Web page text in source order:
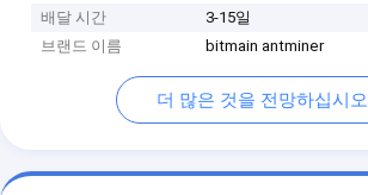
배달 시간
3-15일
브랜드 이름
bitmain antminer
더 많은 것을 전망하십시오